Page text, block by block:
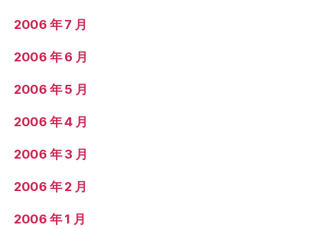
2006 年 7 月
2006 年 6 月
2006 年 5 月
2006 年 4 月
2006 年 3 月
2006 年 2 月
2006 年 1 月